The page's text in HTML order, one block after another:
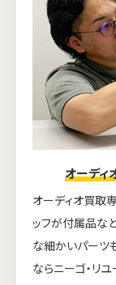
オーディ
オーディオ買取
ッフが付属品な
な細かいパーツ
ならニーゴ・リ